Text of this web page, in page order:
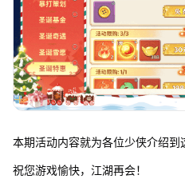
本期活动内容就为各位少侠介绍到
祝您游戏愉快，江湖再会！